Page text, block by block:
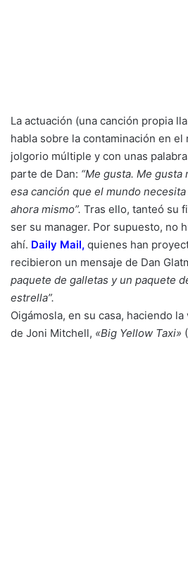
La actuación (una canción propia
habla sobre la contaminación en el
jolgorio múltiple y con unas
parte de Dan: “Me gusta. Me
esa canción que el mundo
ahora mismo”. Tras ello, tanteó su
ser su manager. Por supuesto, no
ahí. Daily Mail, quienes han
recibieron un mensaje de Dan
paquete de galletas y un paquete
estrella”.
Oigámosla, en su casa, haciendo
de Joni Mitchell, «Big Yellow Taxi»